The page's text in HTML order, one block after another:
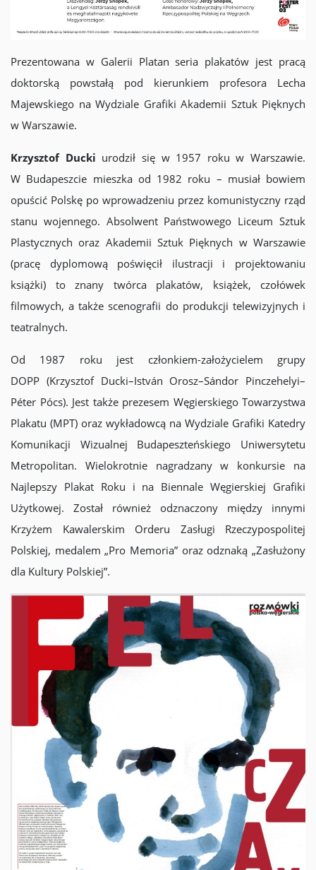
Prezentowana w Galerii Platan seria plakatów jest pracą
doktorską powstałą pod kierunkiem profesora Lecha
Majewskiego na Wydziale Grafiki Akademii Sztuk Pięknych
w Warszawie.
Krzysztof Ducki urodził się w 1957 roku w Warszawie.
W Budapeszcie mieszka od 1982 roku – musiał bowiem
opuścić Polskę po wprowadzeniu przez komunistyczny rząd
stanu wojennego. Absolwent Państwowego Liceum Sztuk
Plastycznych oraz Akademii Sztuk Pięknych w Warszawie
(pracę dyplomową poświęcił ilustracji i projektowaniu
książki) to znany twórca plakatów, książek, czołówek
filmowych, a także scenografii do produkcji telewizyjnych i
teatralnych.
Od 1987 roku jest członkiem-założycielem grupy
DOPP (Krzysztof Ducki–István Orosz–Sándor Pinczehelyi–
Péter Pócs). Jest także prezesem Węgierskiego Towarzystwa
Plakatu (MPT) oraz wykładowcą na Wydziale Grafiki Katedry
Komunikacji Wizualnej Budapeszteńskiego Uniwersytetu
Metropolitan. Wielokrotnie nagradzany w konkursie na
Najlepszy Plakat Roku i na Biennale Węgierskiej Grafiki
Użytkowej. Został również odznaczony między innymi
Krzyżem Kawalerskim Orderu Zasługi Rzeczypospolitej
Polskiej, medalem „Pro Memoria” oraz odznaką „Zasłużony
dla Kultury Polskiej”.